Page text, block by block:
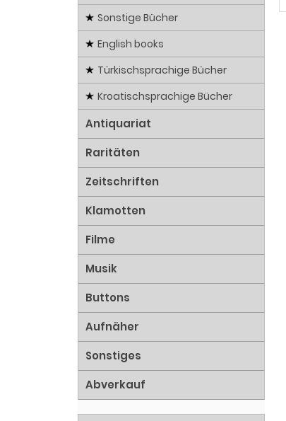
Sonstige Bücher
English books
Türkischsprachige Bücher
Kroatischsprachige Bücher
Antiquariat
Raritäten
Zeitschriften
Klamotten
Filme
Musik
Buttons
Aufnäher
Sonstiges
Abverkauf